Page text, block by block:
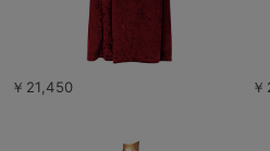
￥21,450